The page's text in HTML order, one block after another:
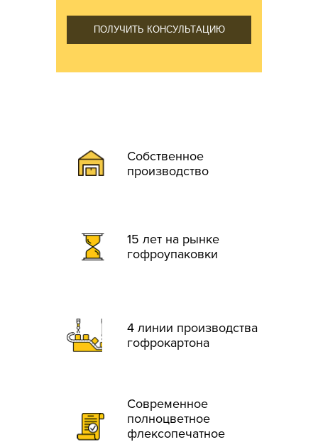
Собственное
производство
15 лет на рынке
гофроупаковки
4 линии производства
гофрокартона
Современное
полноцветное
флексопечатное
ПОЛУЧИТЬ КОНСУЛЬТАЦИЮ